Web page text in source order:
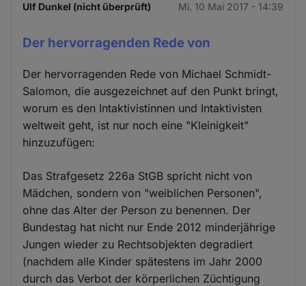
Ulf Dunkel (nicht überprüft) Mi. 10 Mai 2017 - 14:39
Der hervorragenden Rede von
Der hervorragenden Rede von Michael Schmidt-
Salomon, die ausgezeichnet auf den Punkt bringt,
worum es den Intaktivistinnen und Intaktivisten
weltweit geht, ist nur noch eine "Kleinigkeit"
hinzuzufügen:
Das Strafgesetz 226a StGB spricht nicht von
Mädchen, sondern von "weiblichen Personen",
ohne das Alter der Person zu benennen. Der
Bundestag hat nicht nur Ende 2012 minderjährige
Jungen wieder zu Rechtsobjekten degradiert
(nachdem alle Kinder spätestens im Jahr 2000
durch das Verbot der körperlichen Züchtigung